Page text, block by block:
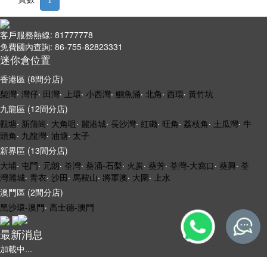
客戶服務熱線: 81777778
免費國內查詢: 86-755-82823331
迷你倉位置
香港區 (8間分店)
柴灣‧ 灣仔‧ 田灣‧ 上環‧ 小西灣‧ 鰂魚涌‧ 北角‧ 西環‧ 黃竹坑
九龍區 (12間分店)
觀塘‧ 新蒲崗‧ 大角咀‧ 麗港城‧ 長沙灣‧ 紅磡‧ 旺角‧ 荔枝角‧ 土瓜灣‧ 牛
頭角‧ 九龍灣‧ 油塘‧ 太子
新界區 (13間分店)
大埔‧ 屯門‧ 元朗‧ 荃灣‧ 葵涌-石梨‧ 火炭‧ 葵芳‧ 荃灣-大窩口‧ 葵興‧ 荃
灣麗城‧ 青衣‧ 沙田‧ 馬鞍山‧ 將軍澳‧ 大圍‧ 上水
澳門區 (2間分店)
黑沙環-澳門‧ 高士德-澳門
最新消息
加載中...